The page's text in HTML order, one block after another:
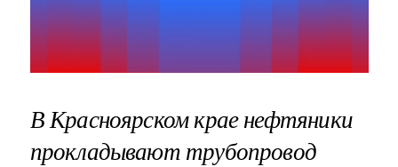
В Красноярском крае нефтяники
прокладывают трубопровод